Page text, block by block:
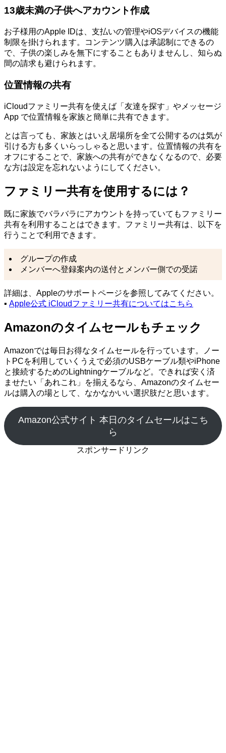
13歳未満の子供へアカウント作成
お子様用のApple IDは、支払いの管理やiOSデバイスの機能
制限を掛けられます。コンテンツ購入は承認制にできるの
で、子供の楽しみを無下にすることもありませんし、知らぬ
間の請求も避けられます。
位置情報の共有
iCloudファミリー共有を使えば「友達を探す」やメッセージ
App で位置情報を家族と簡単に共有できます。
とは言っても、家族とはいえ居場所を全て公開するのは気が
引ける方も多くいらっしゃると思います。位置情報の共有を
オフにすることで、家族への共有ができなくなるので、必要
な方は設定を忘れないようにしてください。
ファミリー共有を使用するには？
既に家族でバラバラにアカウントを持っていてもファミリー
共有を利用することはできます。ファミリー共有は、以下を
行うことで利用できます。
グループの作成
メンバーへ登録案内の送付とメンバー側での受諾
詳細は、Appleのサポートページを参照してみてください。
▪ Apple公式 iCloudファミリー共有についてはこちら
Amazonのタイムセールもチェック
Amazonでは毎日お得なタイムセールを行っています。ノー
トPCを利用していくうえで必須のUSBケーブル類やiPhone
と接続するためのLightningケーブルなど。できれば安く済
ませたい「あれこれ」を揃えるなら、Amazonのタイムセー
ルは購入の場として、なかなかいい選択肢だと思います。
Amazon公式サイト 本日のタイムセールはこち
ら
スポンサードリンク